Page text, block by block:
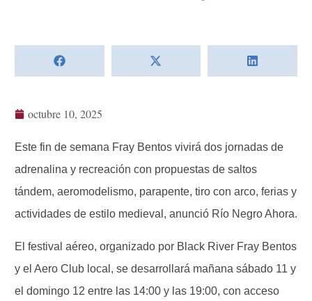
octubre 10, 2025
Este fin de semana Fray Bentos vivirá dos jornadas de
adrenalina y recreación con propuestas de saltos
tándem, aeromodelismo, parapente, tiro con arco, ferias y
actividades de estilo medieval, anunció Río Negro Ahora.
El festival aéreo, organizado por Black River Fray Bentos
y el Aero Club local, se desarrollará mañana sábado 11 y
el domingo 12 entre las 14:00 y las 19:00, con acceso